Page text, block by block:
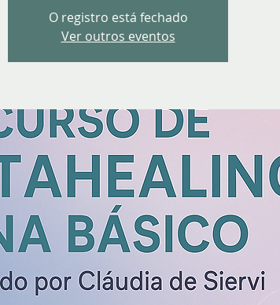
O registro está fechado
Ver outros eventos